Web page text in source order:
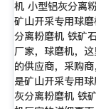
机 小型铝灰分离
矿山开采专用球
分离粉磨机 铁矿
厂家，球磨机，
的供应商，采购
是矿山开采专用
灰分离粉磨机 铁